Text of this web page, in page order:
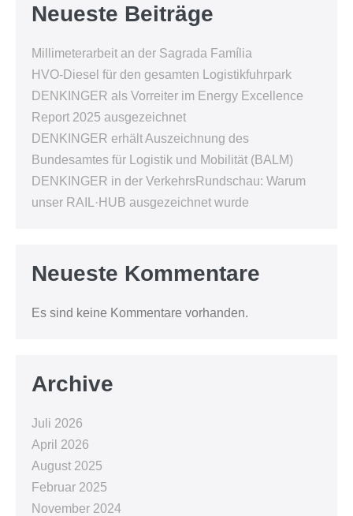
Neueste Beiträge
Millimeterarbeit an der Sagrada Família
HVO-Diesel für den gesamten Logistikfuhrpark
DENKINGER als Vorreiter im Energy Excellence
Report 2025 ausgezeichnet
DENKINGER erhält Auszeichnung des
Bundesamtes für Logistik und Mobilität (BALM)
DENKINGER in der VerkehrsRundschau: Warum
unser RAIL·HUB ausgezeichnet wurde
Neueste Kommentare
Es sind keine Kommentare vorhanden.
Archive
Juli 2026
April 2026
August 2025
Februar 2025
November 2024